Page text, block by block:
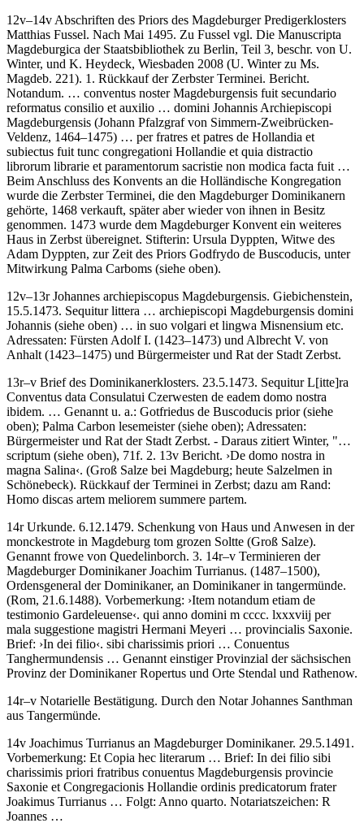
12v–14v Abschriften des Priors des Magdeburger Predigerklosters
Matthias Fussel. Nach Mai 1495. Zu Fussel vgl. Die Manuscripta
Magdeburgica der Staatsbibliothek zu Berlin, Teil 3, beschr. von U.
Winter, und K. Heydeck, Wiesbaden 2008 (U. Winter zu Ms.
Magdeb. 221). 1. Rückkauf der Zerbster Terminei. Bericht.
Notandum. … conventus noster Magdeburgensis fuit secundario
reformatus consilio et auxilio … domini Johannis Archiepiscopi
Magdeburgensis (Johann Pfalzgraf von Simmern-Zweibrücken-
Veldenz, 1464–1475) … per fratres et patres de Hollandia et
subiectus fuit tunc congregationi Hollandie et quia distractio
librorum librarie et paramentorum sacristie non modica facta fuit …
Beim Anschluss des Konvents an die Holländische Kongregation
wurde die Zerbster Terminei, die den Magdeburger Dominikanern
gehörte, 1468 verkauft, später aber wieder von ihnen in Besitz
genommen. 1473 wurde dem Magdeburger Konvent ein weiteres
Haus in Zerbst übereignet. Stifterin: Ursula Dyppten, Witwe des
Adam Dyppten, zur Zeit des Priors Godfrydo de Buscoducis, unter
Mitwirkung Palma Carboms (siehe oben).
12v–13rJohannes archiepiscopus Magdeburgensis. Giebichenstein,
15.5.1473. Sequitur littera … archiepiscopi Magdeburgensis domini
Johannis (siehe oben) … in suo volgari et lingwa Misnensium etc.
Adressaten: Fürsten Adolf I. (1423–1473) und Albrecht V. von
Anhalt (1423–1475) und Bürgermeister und Rat der Stadt Zerbst.
13r–v Brief des Dominikanerklosters. 23.5.1473. Sequitur L[itte]ra
Conventus data Consulatui Czerwesten de eadem domo nostra
ibidem. … Genannt u. a.: Gotfriedus de Buscoducis prior(siehe
oben); Palma Carbon lesemeister(siehe oben); Adressaten:
Bürgermeister und Rat der Stadt Zerbst. - Daraus zitiert Winter, "…
scriptum (siehe oben), 71f. 2. 13v Bericht. ›De domo nostra in
magna Salina‹. (Groß Salze bei Magdeburg; heute Salzelmen in
Schönebeck). Rückkauf der Terminei in Zerbst; dazu am Rand:
Homo discas artem meliorem summere partem.
14rUrkunde. 6.12.1479. Schenkung von Haus und Anwesen in der
monckestrote in Magdeburg tom grozen Soltte (Groß Salze).
Genannt frowe von Quedelinborch. 3. 14r–v Terminieren der
Magdeburger Dominikaner Joachim Turrianus. (1487–1500),
Ordensgeneral der Dominikaner, an Dominikaner in tangermünde.
(Rom, 21.6.1488). Vorbemerkung: ›Item notandum etiam de
testimonio Gardeleuense‹. qui anno domini m cccc. lxxxviij per
mala suggestione magistri Hermani Meyeri … provincialis Saxonie.
Brief: ›In dei filio‹. sibi charissimis priori … Conuentus
Tanghermundensis … Genannt einstiger Provinzial der sächsischen
Provinz der DominikanerRopertus und Orte Stendal und Rathenow.
14r–v Notarielle Bestätigung. Durch den NotarJohannes Santhman
aus Tangermünde.
14v Joachimus Turrianus an Magdeburger Dominikaner. 29.5.1491.
Vorbemerkung: Et Copia hec literarum … Brief: In dei filio sibi
charissimis priori fratribus conuentus Magdeburgensis provincie
Saxonie et Congregacionis Hollandie ordinis predicatorum frater
Joakimus Turrianus … Folgt: Anno quarto. Notariatszeichen: R
Joannes …